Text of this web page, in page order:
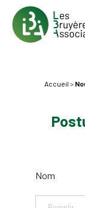
Accueil >
Nom